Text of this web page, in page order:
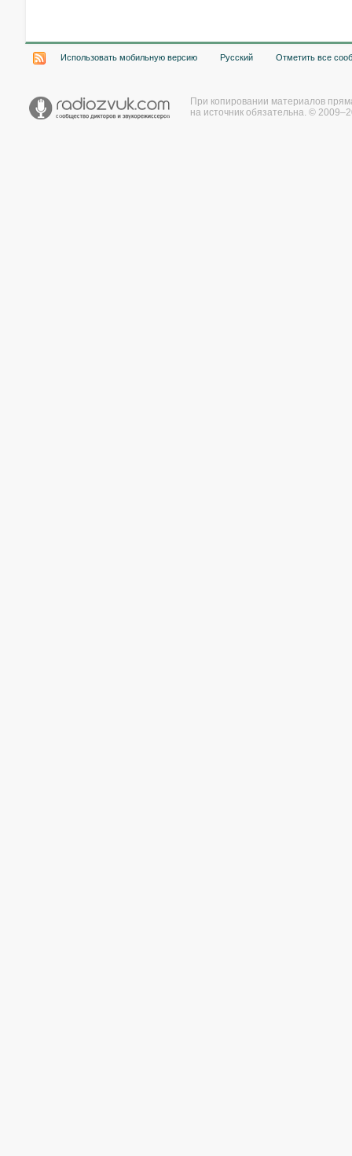
Использовать мобильную версию Русский Отметить все
При копировании материалов
на источник обязательна. ©